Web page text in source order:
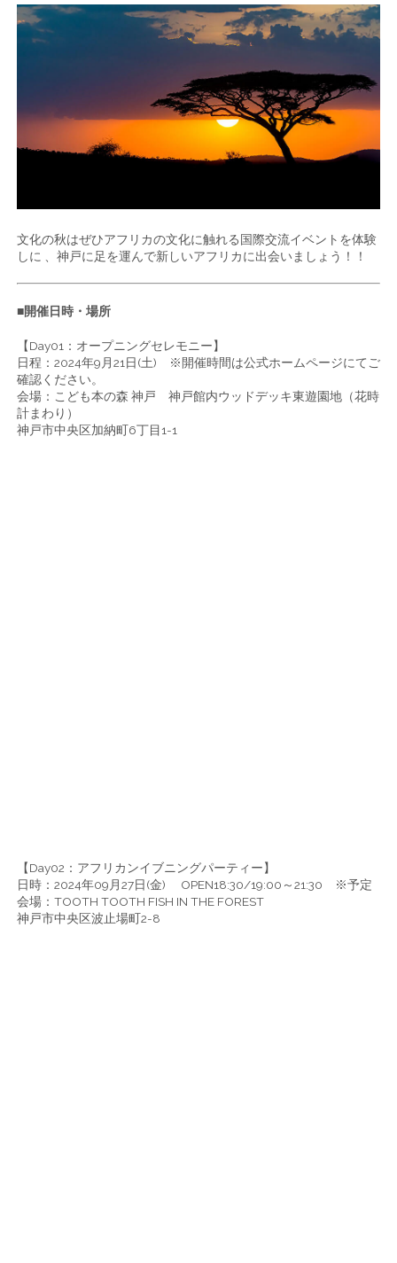
文化の秋はぜひアフリカの文化に触れる国際交流イベントを体験
しに 、神戸に足を運んで新しいアフリカに出会いましょう！！
■開催日時・場所
【Day01：オープニングセレモニー】
日程：2024年9月21日(土) ※開催時間は公式ホームページにてご
確認ください。
会場：こども本の森 神戸 神戸館内ウッドデッキ東遊園地（花時
計まわり）
神戸市中央区加納町6丁目1-1
【Day02：アフリカンイブニングパーティー】
日時：2024年09月27日(金) OPEN18:30/19:00～21:30 ※予定
会場：TOOTH TOOTH FISH IN THE FOREST
神戸市中央区波止場町2-8